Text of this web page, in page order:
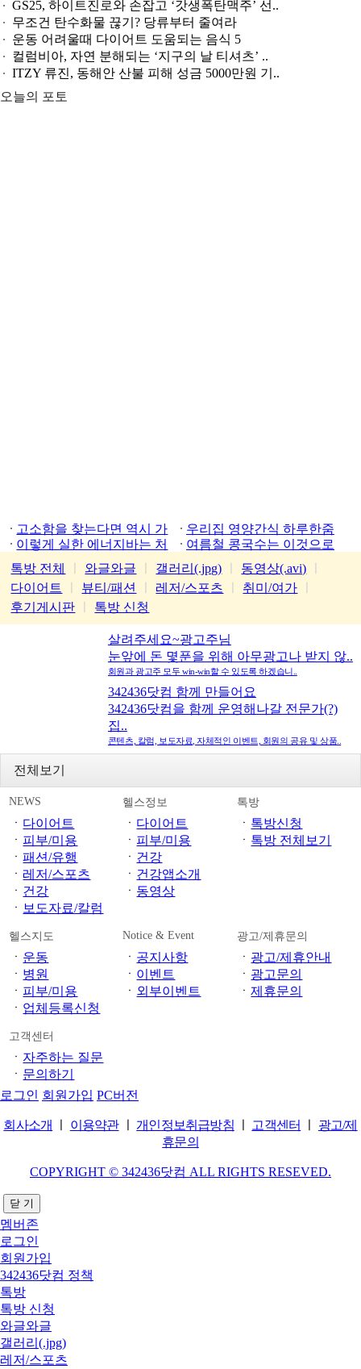
GS25, 하이트진로와 손잡고 ‘갓생폭탄맥주’ 선..
무조건 탄수화물 끊기? 당류부터 줄여라
운동 어려울때 다이어트 도움되는 음식 5
컬럼비아, 자연 분해되는 ‘지구의 날 티셔츠’ ..
ITZY 류진, 동해안 산불 피해 성금 5000만원 기..
오늘의 포토
고소함을 찾는다면 역시 가
평잣
우리집 영양간식 하루한줌
이렇게 실한 에너지바는 처
여름철 콩국수는 이것으로
톡방 전체
와글와글 갤러리(.jpg) 동영상(.avi)
다이어트
뷰티/패션 레저/스포츠 취미/여가
후기게시판
톡방 신청
살려주세요~광고주님
눈앞에 돈 몇푼을 위해 아무광고나 받지 않..
회원과 광고주 모두 win-win할 수 있도록 하겠습니..
342436닷컴 함께 만들어요
342436닷컴을 함께 운영해나갈 전문가(?)
집..
콘텐츠, 칼럼, 보도자료, 자체적인 이벤트, 회원의 공유 및 상품..
전체보기
NEWS
ㆍ 다이어트
ㆍ 피부/미용
ㆍ패션/유행
ㆍ 레저/스포츠
ㆍ 건강
ㆍ 보도자료/칼럼
헬스정보
ㆍ 다이어트
ㆍ 피부/미용
ㆍ 건강
ㆍ 건강앱소개
ㆍ 동영상
톡방
ㆍ 톡방신청
ㆍ 톡방 전체보기
헬스지도
ㆍ 운동
ㆍ 병원
ㆍ 피부/미용
ㆍ 업체등록신청
Notice & Event
ㆍ 공지사항
ㆍ 이벤트
ㆍ 외부이벤트
광고/제휴문의
ㆍ 광고/제휴안내
ㆍ 광고문의
ㆍ제휴문의
고객센터
ㆍ 자주하는 질문
ㆍ 문의하기
로그인 회원가입 PC버전
회사소개 이용약관ㅣ개인정보취급방침 고객센터
광고/제
휴문의
COPYRIGHT © 342436닷컴 ALL RIGHTS RESEVED.
닫 기
멤버존
로그인
회원가입
342436닷컴 정책
톡방
톡방 신청
와글와글
갤러리(.jpg)
레저/스포츠